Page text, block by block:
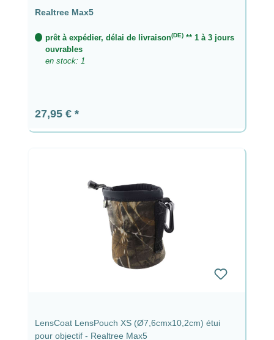
Realtree Max5
prêt à expédier, délai de livraison(DE)** 1 à 3 jours
ouvrables
en stock: 1
Prix régulier :
27,95 €
LensCoat LensPouch XS (Ø7,6cmx10,2cm) étui
pour objectif - Realtree Max5